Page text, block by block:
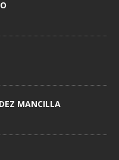
MANCILLA